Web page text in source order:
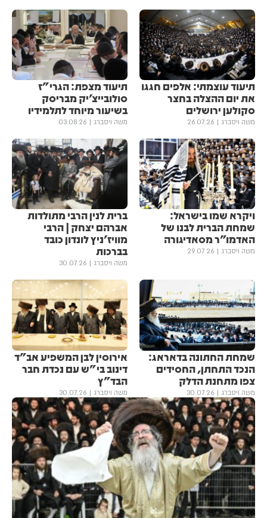
תיעוד עוצמתי: אלפים חגגו
את יום ההצלה בחצר
סקולען ירושלים
משה ויסברג 26.07.26
תיעוד מצפת: הגרי"ז
סולובייצ'יק מבריסק
בשיעור מיוחד לתלמידיו
משה ויסברג 03.08.26
ויקרא שמו בישראל:
שמחת הברית לבנו של
האדמו"ר מסאדיגורה
משה ויסברג 29.07.26
ברית לנין הרבי מתולדות
אברהם יצחק | הרבי
מוויז'ניץ לונדון כובד
בברכות
משה ויסברג 30.07.26
שמחת החתונה בדאראג:
הנכד התחתן, החסידים
צפו מתחנת הדלק
משה ויסברג 30.07.26
אירוסין לבן המשפיע אב"ד
דינוב בי"ש עם נכדת חבר
הבד"ץ
משה ויסברג 30.07.26